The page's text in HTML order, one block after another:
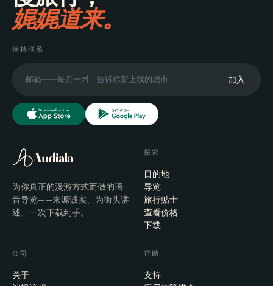
娓娓道来。
保持联系
加入
Audiala
为你真正的漫游方式而做的语
音导览——来源诚实、为街头讲
述、一次下载到手。
探索
目的地
导览
旅行贴士
查看价格
下载
公司
关于
帮助
支持